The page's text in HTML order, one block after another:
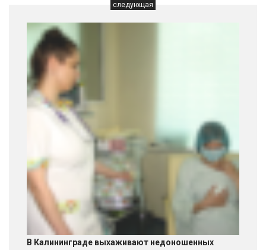
следующая
В Калининграде выхаживают недоношенных